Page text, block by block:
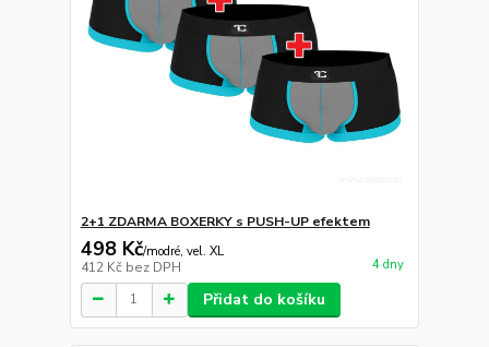
2+1 ZDARMA BOXERKY s PUSH-UP efektem
498 Kč/modré, vel. XL
412 Kč bez DPH 4 dny
Přidat do košíku